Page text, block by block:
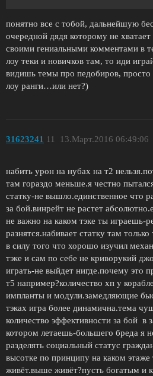
понятно все с тобой, дальнейшую
очередной дядя которому не
своими гениальными комментами в
лоу теки и новичков там, то иди
видишь темы про педобиров, просто
лоу ранги…или нет?)
31623241 13.Март.2016 06:49:06
11
набить урон на нубах на т2
там гораздо меньше.я честно
статку-не вышло.единственное что
за бой.винрейт не растет
не важно на каком тэке ты играешь-
разнятся.набивает статку там
в силу того что хорошо изучил
тэке и сам по себе не криворукий
играть-не выйдет нигде.почему это
т5 например?количество хп у
импланты и модули.замедляющие
тэках игра более динамична.тема
количество эффективности за бой в
котором летаешь-большего бреда я
разделять социальный статус
высотке по принципу на каком этаже
живёт.выше живёт?пусть богатым и